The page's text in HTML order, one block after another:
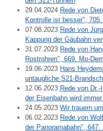
29.04.2024 Rede von
Kontrolle ist besser",
07.08.2023 Rede von
Kappung der Gäubahn
31.07.2023 Rede von
Rostrohren", 669. Mo-
19.06.2023 Hans
untaugliche S21-
12.06.2023 Rede von
der Eisenbahn wird
24.05.2023 Wir trauern
06.02.2023 Rede von
der Panoramabahn", 647.